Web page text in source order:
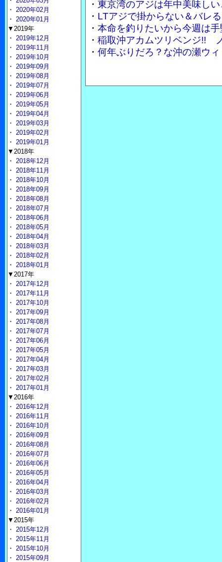
・ 東京湾のアジは年中美味し
・ LTアジで掛からない＆バレ
・ 本命を釣りたいから今週は
・ 稲取沖アカムツリベンジ!!
・ 何年ぶりだろ？な沖の瀬ウ
・ 2020年02月
・ 2020年01月
▼2019年
・ 2019年12月
・ 2019年11月
・ 2019年10月
・ 2019年09月
・ 2019年08月
・ 2019年07月
・ 2019年06月
・ 2019年05月
・ 2019年04月
・ 2019年03月
・ 2019年02月
・ 2019年01月
▼2018年
・ 2018年12月
・ 2018年11月
・ 2018年10月
・ 2018年09月
・ 2018年08月
・ 2018年07月
・ 2018年06月
・ 2018年05月
・ 2018年04月
・ 2018年03月
・ 2018年02月
・ 2018年01月
▼2017年
・ 2017年12月
・ 2017年11月
・ 2017年10月
・ 2017年09月
・ 2017年08月
・ 2017年07月
・ 2017年06月
・ 2017年05月
・ 2017年04月
・ 2017年03月
・ 2017年02月
・ 2017年01月
▼2016年
・ 2016年12月
・ 2016年11月
・ 2016年10月
・ 2016年09月
・ 2016年08月
・ 2016年07月
・ 2016年06月
・ 2016年05月
・ 2016年04月
・ 2016年03月
・ 2016年02月
・ 2016年01月
▼2015年
・ 2015年12月
・ 2015年11月
・ 2015年10月
・ 2015年09月